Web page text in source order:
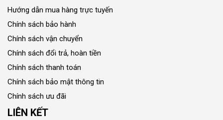
Hướng dẫn mua hàng trực tuyến
Chính sách bảo hành
Chính sách vận chuyển
Chính sách đổi trả, hoàn tiền
Chính sách thanh toán
Chính sách bảo mật thông tin
Chính sách ưu đãi
LIÊN KẾT